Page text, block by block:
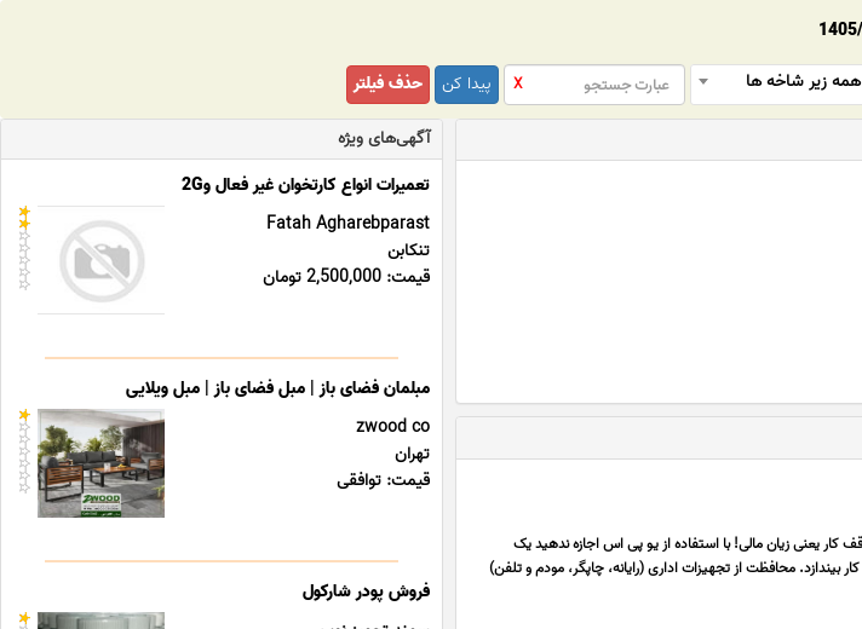
همه زیر شاخه ها X پیدا کن
حذف فیلتر
یعنی زیان مالی! با استفاده از یو پی اس اجازه ندهید یک
بیندازد. محافظت از تجهیزات اداری (رایانه، چاپگر، مودم و تلفن)
آگهی‌های ویژه
تعمیرات انواع کارتخوان غیر فعال و2G
Fatah Agharebparast
تنکابن
قیمت: 2,500,000 تومان
مبلمان فضای باز | مبل فضای باز | مبل ویلایی
zwood co
تهران
قیمت: توافقی
فروش پودر شارکول